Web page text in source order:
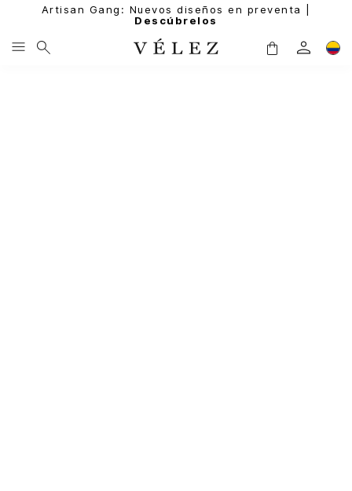
Artisan Gang: Nuevos diseños en preventa |
Descúbrelos